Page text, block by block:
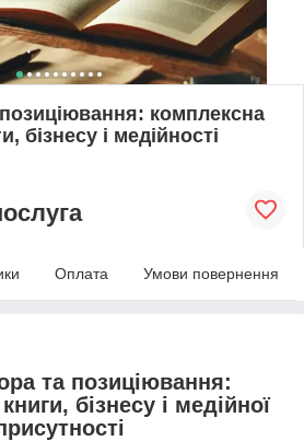
комплексна
бізнесу і медійності
Оплата Умови повернення
та позиціювання:
бізнесу і медійної